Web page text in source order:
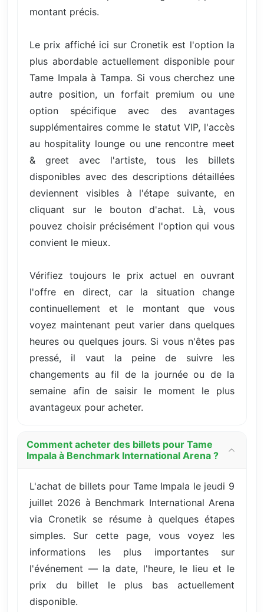
montant précis.
Le prix affiché ici sur Cronetik est l'option la
plus abordable actuellement disponible pour
Tame Impala à Tampa. Si vous cherchez une
autre position, un forfait premium ou une
option spécifique avec des avantages
supplémentaires comme le statut VIP, l'accès
au hospitality lounge ou une rencontre meet
& greet avec l'artiste, tous les billets
disponibles avec des descriptions détaillées
deviennent visibles à l'étape suivante, en
cliquant sur le bouton d'achat. Là, vous
pouvez choisir précisément l'option qui vous
convient le mieux.
Vérifiez toujours le prix actuel en ouvrant
l'offre en direct, car la situation change
continuellement et le montant que vous
voyez maintenant peut varier dans quelques
heures ou quelques jours. Si vous n'êtes pas
pressé, il vaut la peine de suivre les
changements au fil de la journée ou de la
semaine afin de saisir le moment le plus
avantageux pour acheter.
Comment acheter des billets pour Tame
Impala à Benchmark International Arena ?
L'achat de billets pour Tame Impala le jeudi 9
juillet 2026 à Benchmark International Arena
via Cronetik se résume à quelques étapes
simples. Sur cette page, vous voyez les
informations les plus importantes sur
l'événement — la date, l'heure, le lieu et le
prix du billet le plus bas actuellement
disponible.